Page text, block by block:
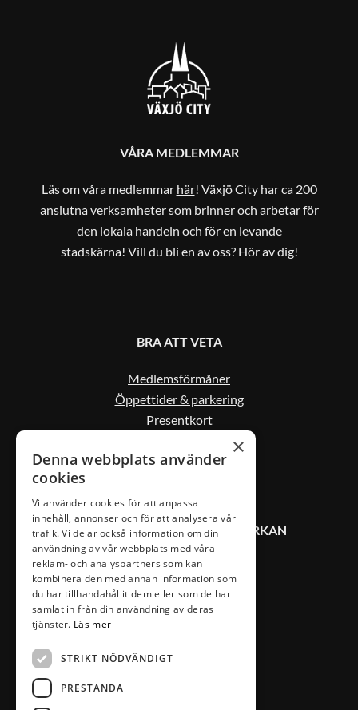
VÅRA MEDLEMMAR
Läs om våra medlemmar här! Växjö City har ca 200
anslutna verksamheter som brinner och arbetar för
den lokala handeln och för en levande
stadskärna! Vill du bli en av oss? Hör av dig!
BRA ATT VETA
Medlemsförmåner
Öppettider & parkering
Presentkort
KONTAKT VÄXJÖ CITYSAMVERKAN
0470-407 00
info@vaxjocity.com
×
Denna webbplats använder
cookies
Vi använder cookies för att anpassa
innehåll, annonser och för att analysera vår
trafik. Vi delar också information om din
användning av vår webbplats med våra
reklam- och analyspartners som kan
kombinera den med annan information som
du har tillhandahållit dem eller som de har
samlat in från din användning av deras
tjänster. Läs mer
STRIKT NÖDVÄNDIGT
PRESTANDA